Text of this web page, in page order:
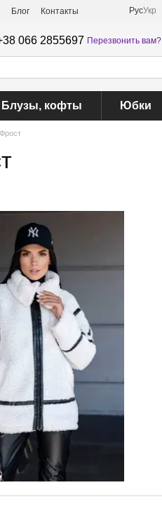
Блог Контакты РусУкр
066 2855697 Перезвонить вам?
Блузы, кофты Юбки